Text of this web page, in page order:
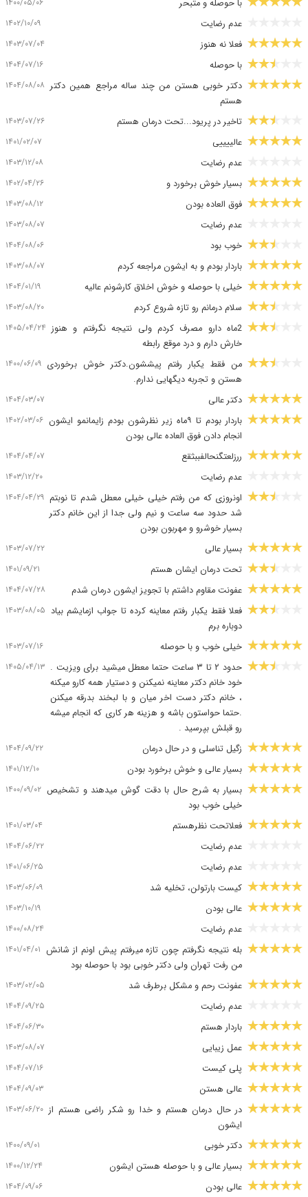
با حوصله و متبحر
عدم رضایت ۱۴۰۲/۱۰/۰۹
فعلا نه هنوز ۱۴۰۳/۰۷/۰۴
با حوصله ۱۴۰۴/۰۷/۱۶
دکتر خوبی هستن من چند ساله مراجع همین دکتر
هستم
۱۴۰۴/۰۸/۰۸
تاخیر در پریود...تحت درمان هستم ۱۴۰۳/۰۷/۲۶
عالییییی ۱۴۰۱/۰۲/۰۷
عدم رضایت ۱۴۰۳/۱۲/۰۸
بسیار خوش برخورد و ۱۴۰۲/۰۴/۲۶
فوق العاده بودن ۱۴۰۳/۰۸/۱۲
عدم رضایت ۱۴۰۳/۰۸/۰۷
خوب بود ۱۴۰۴/۰۸/۰۶
باردار بودم و به ایشون مراجعه کردم ۱۴۰۳/۰۸/۰۷
خیلی با حوصله و خوش اخلاق کارشونم عالیه ۱۴۰۴/۰۱/۱۹
سلام درمانم رو تازه شروع کردم ۱۴۰۳/۰۸/۲۰
2ماه دارو مصرف کردم ولی نتیجه نگرفتم و هنوز
خارش دارم و درد موقع رابطه
۱۴۰۵/۰۴/۲۴
من فقط یکبار رفتم پیششون.دکتر خوش برخوردی
هستن و تجربه دیگهایی ندارم.
۱۴۰۰/۰۶/۰۹
دکتر عالی ۱۴۰۴/۰۳/۰۷
باردار بودم تا ۹ماه زیر نظرشون بودم زایمانمو ایشون
انجام دادن فوق العاده عالی بودن
۱۴۰۲/۰۳/۰۶
ررزلعتگنحالفببثقع ۱۴۰۴/۰۴/۰۷
عدم رضایت ۱۴۰۳/۱۲/۲۰
اونروزی که من رفتم خیلی خیلی معطل شدم تا نوبتم
شد حدود سه ساعت و نیم ولی جدا از این خانم دکتر
بسیار خوشرو و مهربون بودن
۱۴۰۴/۰۴/۲۹
بسیار عالی ۱۴۰۳/۰۷/۲۲
تحت درمان ایشان هستم ۱۴۰۱/۰۹/۲۱
عفونت مقاوم داشتم با تجویز ایشون درمان شدم ۱۴۰۴/۰۷/۲۸
فعلا فقط یکبار رفتم معاینه کرده تا جواب ازمایشم بیاد
دوباره برم
۱۴۰۳/۰۸/۰۵
خیلی خوب و با حوصله ۱۴۰۳/۰۷/۱۶
حدود ۲ تا ۳ ساعت حتما معطل میشید برای ویزیت .
خود خانم دکتر معاینه نمیکنن و دستیار همه کارو میکنه
، خانم دکتر دست اخر میان و با لبخند بدرقه میکنن
.حتما حواستون باشه و هزینه هر کاری که انجام میشه
رو قبلش بپرسید .
۱۴۰۵/۰۴/۱۳
زگیل تناسلی و در حال درمان ۱۴۰۴/۰۹/۲۲
بسیار عالی و خوش برخورد بودن ۱۴۰۱/۱۲/۱۰
بسیار به شرح حال با دقت گوش میدهند و تشخیص
خیلی خوب بود
۱۴۰۰/۰۹/۰۲
فعلاتحت نظرهستم ۱۴۰۱/۰۳/۰۴
عدم رضایت ۱۴۰۴/۰۶/۲۲
عدم رضایت ۱۴۰۱/۰۶/۲۵
کیست بارتولن، تخلیه شد ۱۴۰۳/۰۶/۰۹
عالی بودن ۱۴۰۳/۱۰/۱۹
عدم رضایت ۱۴۰۰/۰۸/۲۴
بله نتیجه نگرفتم چون تازه میرفتم پیش اونم از شانش
من رفت تهران ولی دکتر خوبی بود با حوصله بود
۱۴۰۱/۰۴/۰۱
عفونت رحم و مشکل برطرف شد ۱۴۰۳/۰۲/۰۵
عدم رضایت ۱۴۰۴/۰۹/۲۵
باردار هستم ۱۴۰۴/۰۶/۳۰
عمل زیبایی ۱۴۰۳/۰۸/۰۷
پلی کیست ۱۴۰۴/۰۷/۱۶
عالی هستن ۱۴۰۴/۰۹/۰۳
در حال درمان هستم و خدا رو شکر راضی هستم از
ایشون
۱۴۰۳/۰۶/۲۰
دکتر خوبی ۱۴۰۰/۰۹/۰۱
بسیار عالی و با حوصله هستن ایشون ۱۴۰۰/۱۲/۲۴
عالی بودن ۱۴۰۴/۰۹/۰۶